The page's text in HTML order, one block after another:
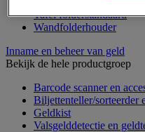
Tafel folderstandaard
Wandfolderhouder
Inname en beheer van geld
Bekijk de hele productgroep
Barcode scanner en
Biljettenteller/sorteerder
Geldkist
Valsgelddetectie en